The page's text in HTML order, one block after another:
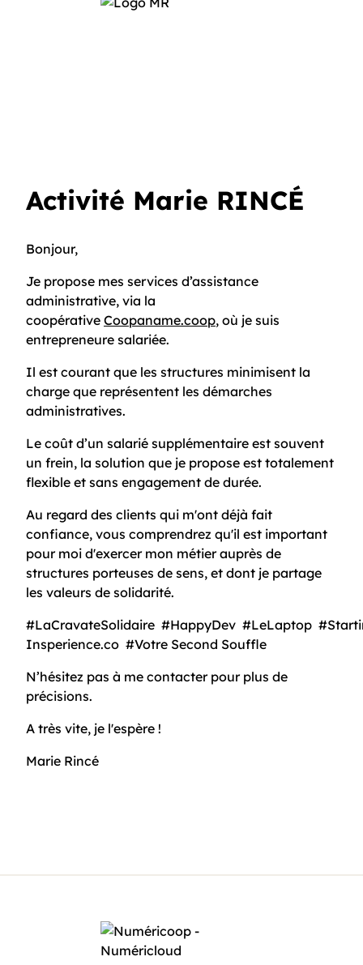
Activité Marie RINCÉ
Bonjour,
Je propose mes services d’assistance
administrative, via la
coopérative Coopaname.coop, où je suis
entrepreneure salariée.
Il est courant que les structures minimisent la
charge que représentent les démarches
administratives.
Le coût d’un salarié supplémentaire est souvent
un frein, la solution que je propose est totalement
flexible et sans engagement de durée.
Au regard des clients qui m'ont déjà fait
confiance, vous comprendrez qu'il est important
pour moi d'exercer mon métier auprès de
structures porteuses de sens, et dont je partage
les valeurs de solidarité.
#LaCravateSolidaire #HappyDev #LeLaptop
Insperience.co #Votre Second Souffle
N’hésitez pas à me contacter pour plus de
précisions.
A très vite, je l'espère !
Marie Rincé